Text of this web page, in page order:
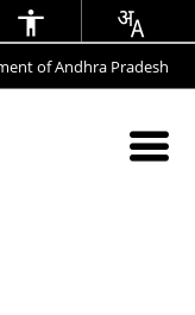
of Andhra Pradesh